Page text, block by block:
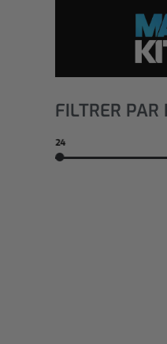
FILTRER PAR
24